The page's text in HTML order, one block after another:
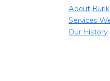
About
Services
Our History